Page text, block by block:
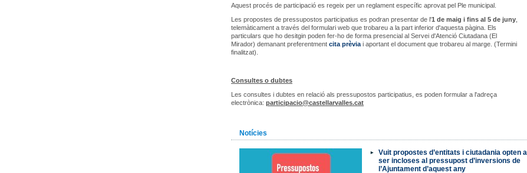
Aquest procés de participació es regeix per un reglament específic aprovat pel Ple municipal.
Les propostes de pressupostos participatius es podran presentar de l'1 de maig i fins al 5 de juny
telemàticament a través del formulari web que trobareu a la part inferior d'aquesta pàgina. Els
particulars que ho desitgin poden fer-ho de forma presencial al Servei d'Atenció Ciutadana (El
Mirador) demanant preferentment cita prèvia i aportant el document que trobareu al marge. (Termini
finalitzat).
Consultes o dubtes
Les consultes i dubtes en relació als pressupostos participatius, es poden formular a l'adreça
electrònica: participacio@castellarvalles.cat
Notícies
Vuit propostes d’entitats i ciutadania opten a
ser incloses al pressupost d’inversions de
l’Ajuntament d’aquest any